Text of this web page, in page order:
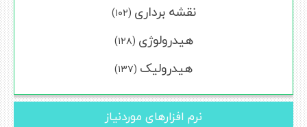
نقشه برداری (۱۰۲)
هیدرولوژی (۱۲۸)
هیدرولیک (۱۳۷)
نرم افزارهای موردنیاز